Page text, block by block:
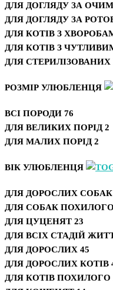
ДЛЯ ДОГЛЯДУ ЗА
ДЛЯ ДОГЛЯДУ ЗА
ДЛЯ КОТІВ З
ДЛЯ КОТІВ З
ДЛЯ СТЕРИЛІЗОВАНИХ
РОЗМІР УЛЮБЛЕНЦЯ
ВСІ ПОРОДИ 76
ДЛЯ ВЕЛИКИХ ПОРІД 2
ДЛЯ МАЛИХ ПОРІД 2
ВІК УЛЮБЛЕНЦЯ
ДЛЯ ДОРОСЛИХ СОБАК
ДЛЯ СОБАК ПОХИЛОГО
ДЛЯ ЦУЦЕНЯТ 23
ДЛЯ ВСІХ СТАДІЙ
ДЛЯ ДОРОСЛИХ 45
ДЛЯ ДОРОСЛИХ КОТІВ
ДЛЯ КОТІВ ПОХИЛОГО